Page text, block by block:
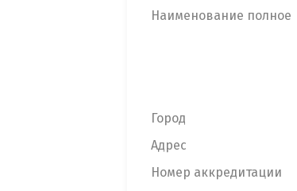
Наименование полное
Город
Адрес
Номер аккредитации